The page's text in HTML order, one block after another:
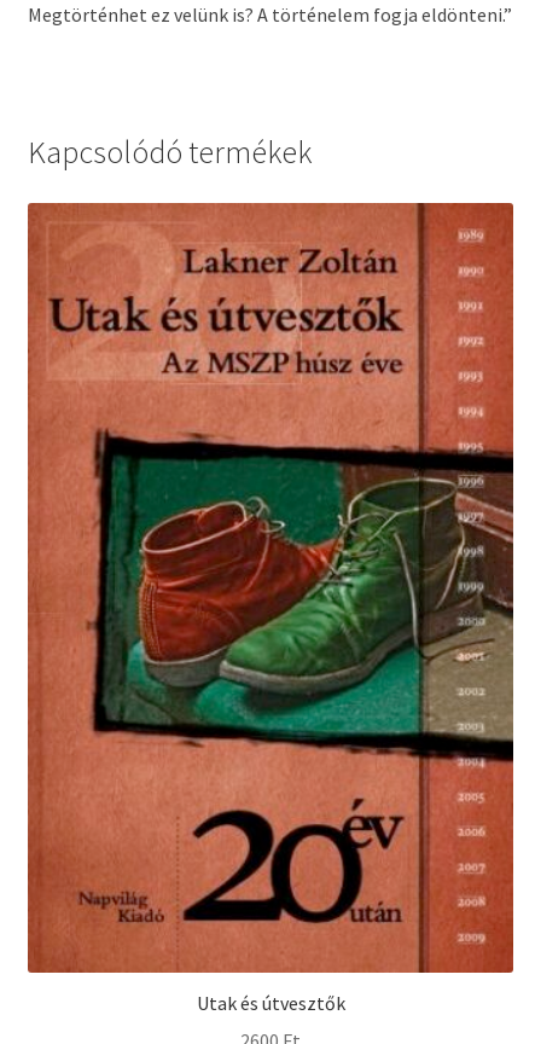
Megtörténhet ez velünk is? A történelem fogja eldönteni.”
Kapcsolódó termékek
Utak és útvesztők